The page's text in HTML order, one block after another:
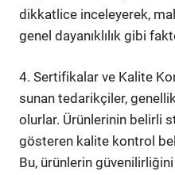
dikkatlice inceleyerek,
genel dayanıklılık gibi
4. Sertifikalar ve Kalite
sunan tedarikçiler,
olurlar. Ürünlerinin belirli
gösteren kalite kontrol
Bu, ürünlerin